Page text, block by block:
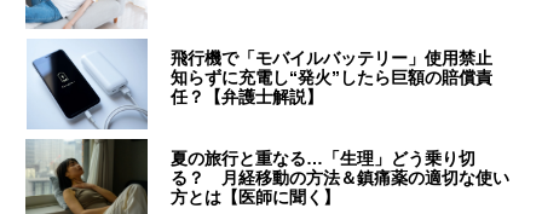
飛行機で「モバイルバッテリー」使用禁止
知らずに充電し“発火”したら巨額の賠償責
任？【弁護士解説】
夏の旅行と重なる…「生理」どう乗り切
る？ 月経移動の方法＆鎮痛薬の適切な使い
方とは【医師に聞く】